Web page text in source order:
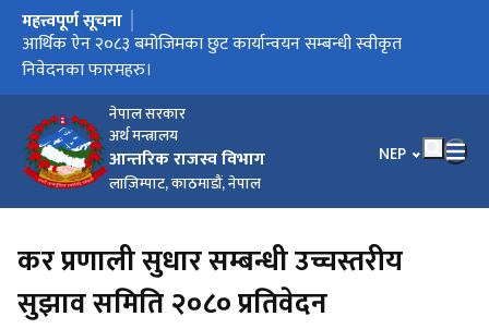
नेपाल सरकार
अर्थ मन्त्रालय
आन्तरिक राजस्व विभाग
लाज़िम्पाट, काठमाडौं, नेपाल
भाषा चयन गर्नुहोस्
NEP
मुख्य नेभिगेसनमा जानुहोस्
महत्त्वपूर्ण सूचना
करदाता प्रोत्साहन उपहार कार्यक्रम सञ्चालन कार्यविधि, २०८३
आर्थिक ऐन २०८३ बमोजिमका छुट कार्यान्वयन सम्बन्धी स्वीकृत
निवेदनका फारमहरु।
विल/बीजक जारी गर्ने सम्बन्धी सूचना।
आर्थिक विधेयक, २०८३ ले प्रदान गरेका छुट सुविधा कार्यान्वयन लागि
स्वीकृत फारामहरु ।
कार्यालयगत सूचना अधिकारीको सम्पर्क नम्बर
कर प्रणाली सुधार सम्बन्धी उच्चस्तरीय
सुझाव समिति २०८० प्रतिवेदन